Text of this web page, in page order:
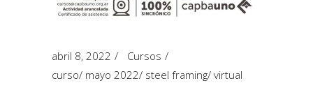
abril 8, 2022
Cursos
curso/ mayo 2022/ steel framing/ virtual